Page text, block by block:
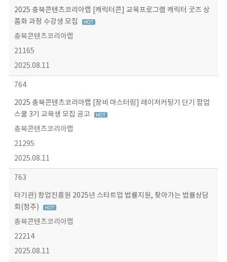
2025 충북콘텐츠코리아랩 [캐릭터콘] 교육프로그램 캐릭터 굿즈 상
품화 과정 수강생 모집
충북콘텐츠코리아랩
21165
2025.08.11
764
2025 충북콘텐츠코리아랩 [장비 마스터링] 레이저커팅기 단기 팝업
스쿨 3기 교육생 모집 공고
충북콘텐츠코리아랩
21295
2025.08.11
763
타기관) 창업진흥원 2025년 스타트업 법률지원, 찾아가는 법률상담
회(청주)
충북콘텐츠코리아랩
22214
2025.08.11